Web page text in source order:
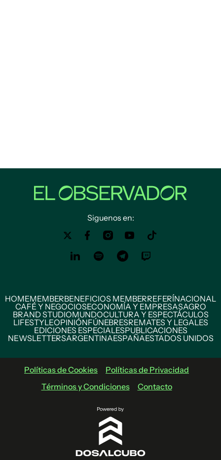
Siguenos en:
HOMEMEMBERBENEFICIOS MEMBERREFERÍNACIONAL
CAFÉ Y NEGOCIOSECONOMÍA Y EMPRESASAGRO
BRAND STUDIOMUNDOCULTURA Y ESPECTÁCULOS
LIFESTYLEOPINIÓNFÚNEBRESREMATES Y LEGALES
EDICIONES ESPECIALESPUBLICACIONES
NEWSLETTERSARGENTINAESPAÑAESTADOS UNIDOS
Políticas de Cookies
Políticas de Privacidad
Términos y Condiciones
Contacto